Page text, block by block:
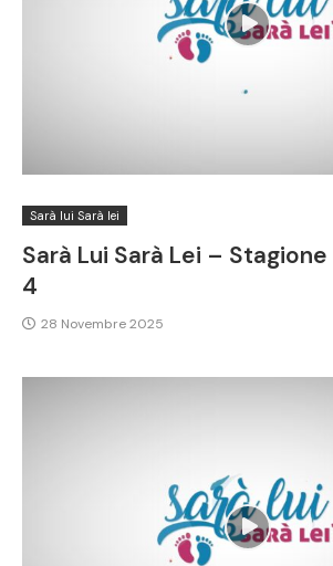
Sarà lui Sarà lei
Sarà Lui Sarà Lei –
4
28 Novembre 2025